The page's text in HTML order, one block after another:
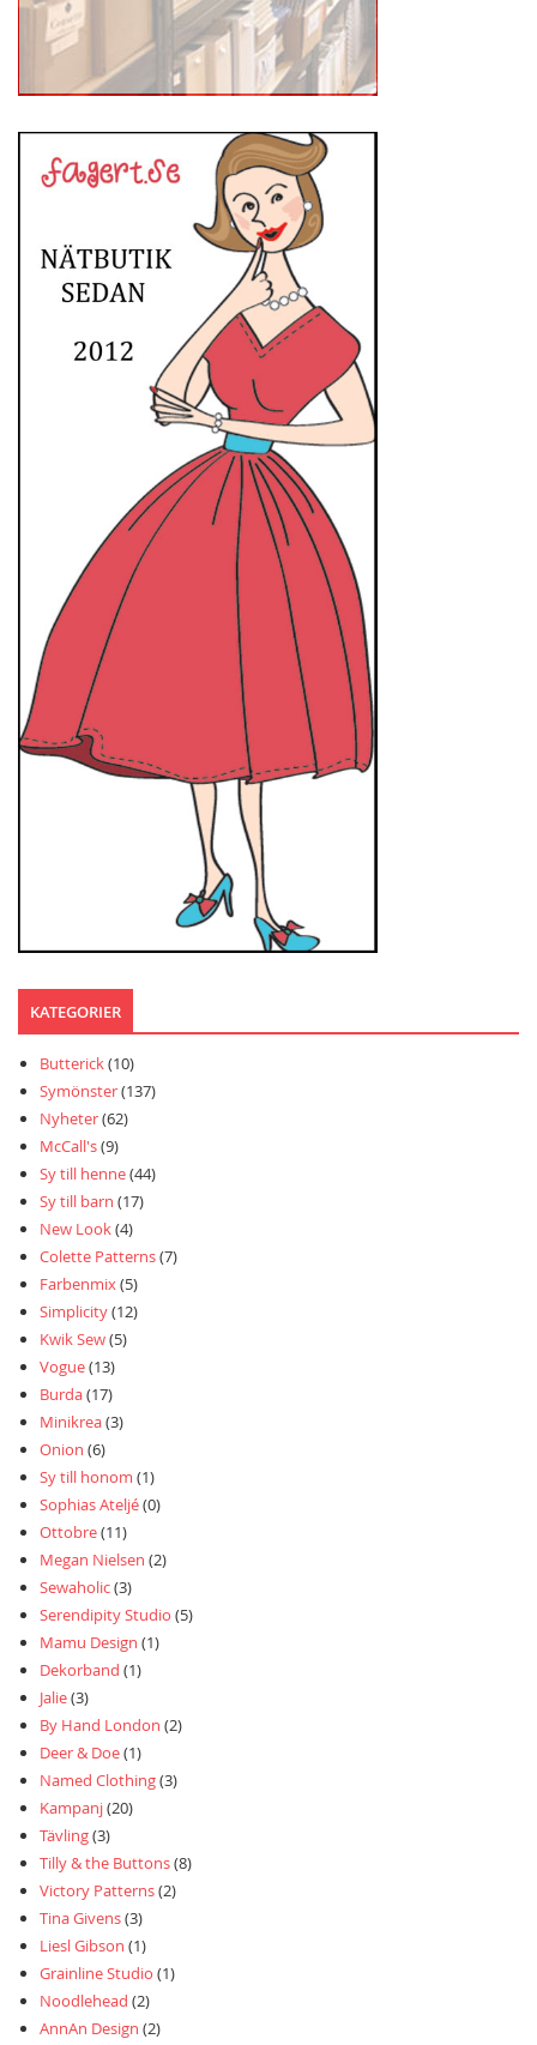
KATEGORIER
Butterick(10)
Symönster(137)
Nyheter(62)
McCall's(9)
Sy till henne(44)
Sy till barn (17)
New Look(4)
Colette Patterns(7)
Farbenmix(5)
Simplicity(12)
Kwik Sew(5)
Vogue(13)
Burda(17)
Minikrea(3)
Onion (6)
Sy till honom (1)
Sophias Ateljé(0)
Ottobre(11)
Megan Nielsen (2)
Sewaholic(3)
Serendipity Studio (5)
Mamu Design (1)
Dekorband (1)
Jalie(3)
By Hand London (2)
Deer & Doe(1)
Named Clothing(3)
Kampanj(20)
Tävling(3)
Tilly & the Buttons(8)
Victory Patterns(2)
Tina Givens(3)
Liesl Gibson (1)
Grainline Studio (1)
Noodlehead (2)
AnnAn Design (2)